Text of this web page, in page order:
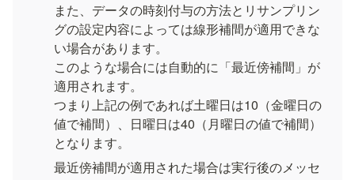
また、データの時刻付与の方法とリサンプリン
グの設定内容によっては線形補間が適用できな
い場合があります。
このような場合には自動的に「最近傍補間」が
適用されます。
つまり上記の例であれば土曜日は10（金曜日の
値で補間）、日曜日は40（月曜日の値で補間）
となります。
最近傍補間が適用された場合は実行後のメッセ